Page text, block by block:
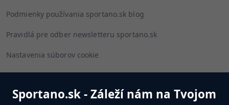
Sportano.sk - Záleží nám na Tvojom
Podmienky používania sportano.sk blog
Pravidlá pre odber newsletteru sportano.sk
Nastavenia súborov cookie
Sledujte nás